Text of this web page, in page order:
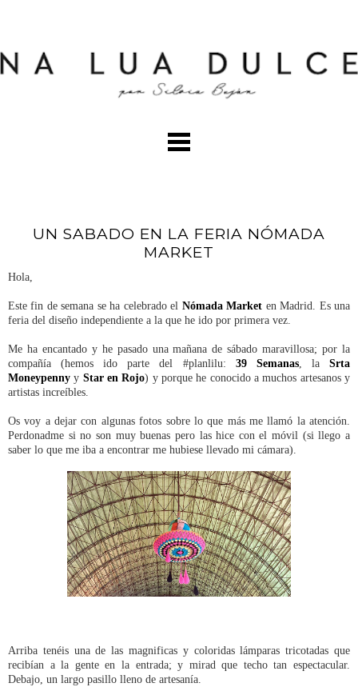
UN SABADO EN LA FERIA NÓMADA
MARKET
Hola,
Este fin de semana se ha celebrado el Nómada Market en Madrid. Es una
feria del diseño independiente a la que he ido por primera vez.
Me ha encantado y he pasado una mañana de sábado maravillosa; por la
compañía (hemos ido parte del #planlilu: 39 Semanas, laSrta
Moneypenny y Star en Rojo) y porque he conocido a muchos artesanos y
artistas increíbles.
Os voy a dejar con algunas fotos sobre lo que más me llamó la atención.
Perdonadme si no son muy buenas pero las hice con el móvil (si llego a
saber lo que me iba a encontrar me hubiese llevado mi cámara).
Arriba tenéis una de las magnificas y coloridas lámparas tricotadas que
recibían a la gente en la entrada; y mirad que techo tan espectacular.
Debajo, un largo pasillo lleno de artesanía.